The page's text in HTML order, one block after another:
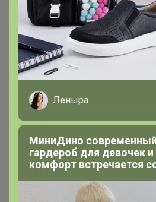
Магистр
17 января, 2019 00:53
Prettywoman
, пойдемте в личку
пложила
Шухина
Любитель СП
17 января, 2019 23:45
Леныра
МиниДино
гардероб для девочек
комфорт встречается